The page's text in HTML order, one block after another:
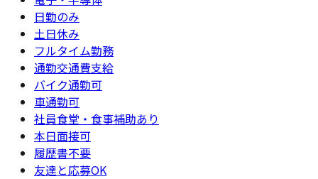
日勤のみ
土日休み
フルタイム勤務
通勤交通費支給
バイク通勤可
車通勤可
社員食堂・食事補助あり
本日面接可
履歴書不要
友達と応募OK